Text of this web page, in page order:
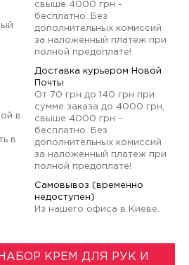
в
в
свыше 4000 грн -
бесплатно. Без
дополнительных комиссий
за наложенный платеж при
полной предоплате!
Доставка курьером Новой
Почты
От 70 грн до 140 грн при
сумме заказа до 4000 грн,
свыше 4000 грн -
бесплатно. Без
дополнительных комиссий
за наложенный платеж при
полной предоплате!
Самовывоз (временно
недоступен)
Из нашего офиса в Киеве.
КРЕМ ДЛЯ РУК И